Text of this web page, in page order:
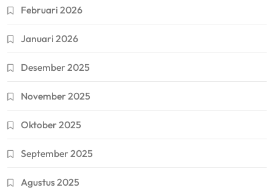
Februari 2026
Januari 2026
Desember 2025
November 2025
Oktober 2025
September 2025
Agustus 2025